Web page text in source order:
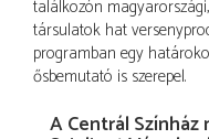
találkozón
társulatok hat
programban egy
ősbemutató is szerepel.
A Centrál